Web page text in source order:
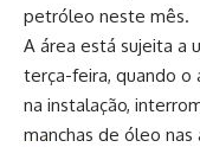
petróleo neste mês.
A área está sujeita a
terça-feira, quando o
na instalação,
manchas de óleo